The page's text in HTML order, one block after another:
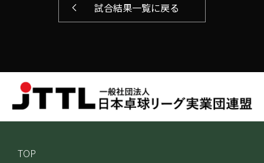
試合結果一覧に戻る
TOP